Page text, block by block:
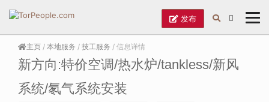
发布
主页 / 本地服务 / 技工服务 / 信息详情
新方向:特价空调/热水炉/tankless/新风
系统/氡气系统安装